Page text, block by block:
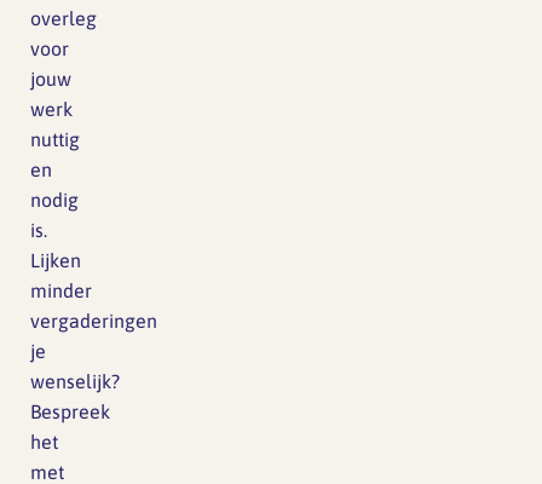
overleg
voor
jouw
werk
nuttig
en
nodig
is.
Lijken
minder
vergaderingen
je
wenselijk?
Bespreek
het
met